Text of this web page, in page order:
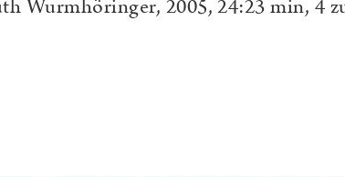
Wurmhöringer, 2005, 24:23 min, 4